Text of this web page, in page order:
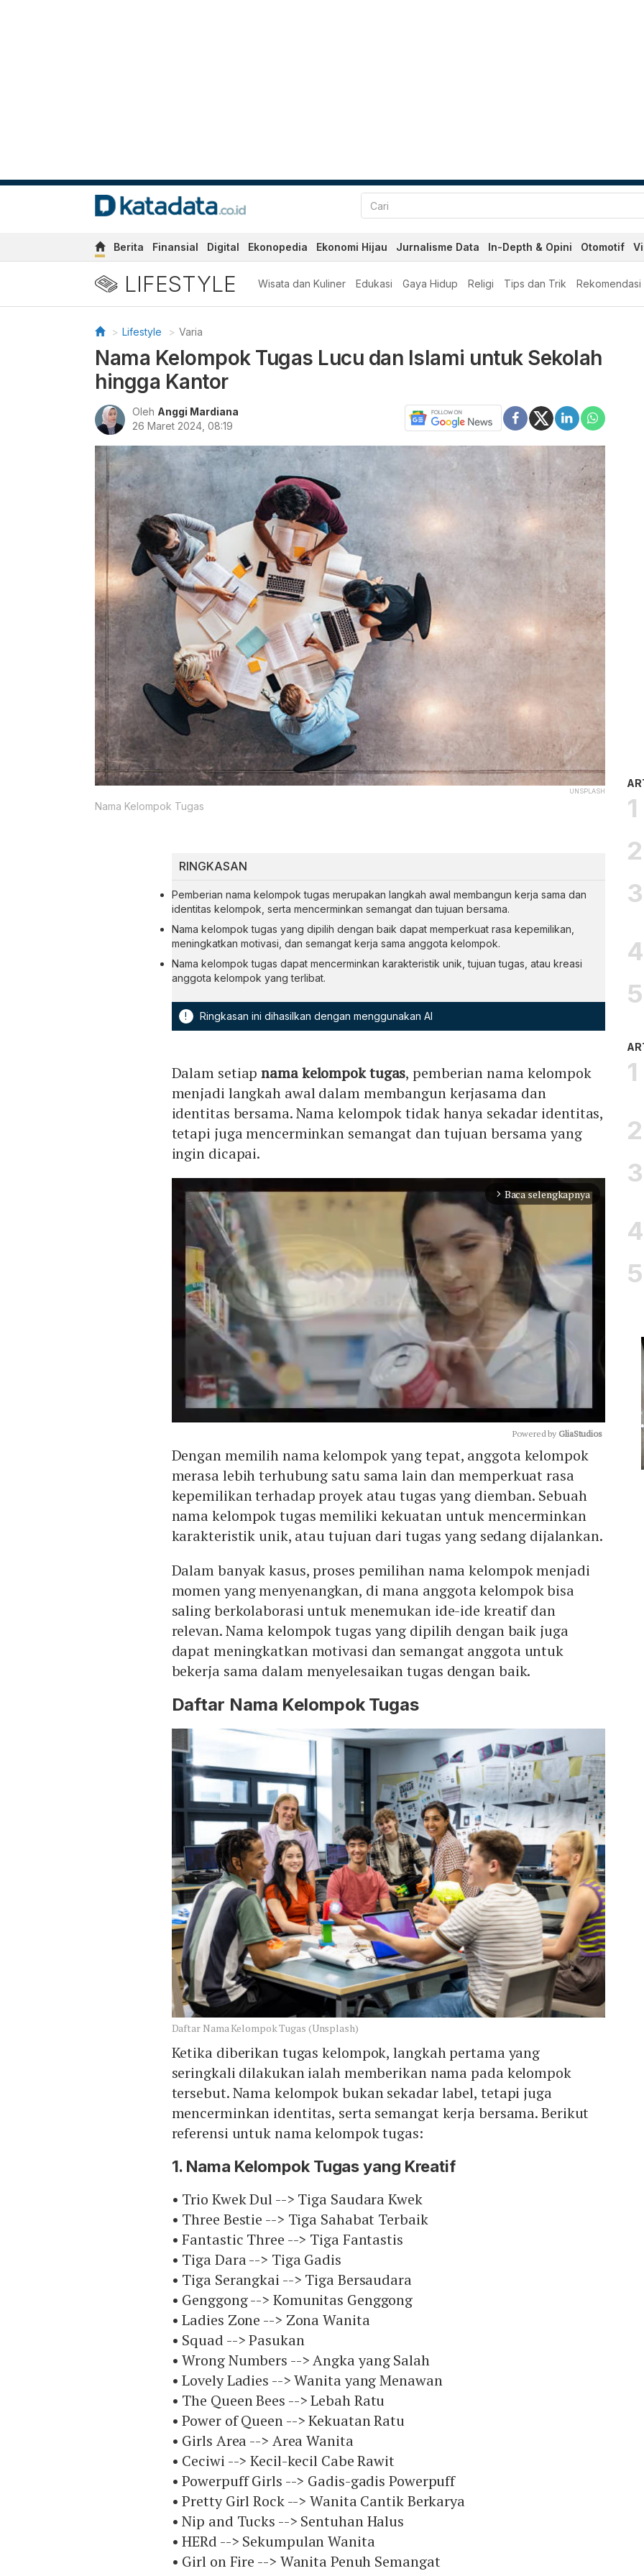
Berita Finansial Digital Ekonopedia Ekonomi Hijau Jurnalisme Data In-Depth & Opini Otomotif
LIFESTYLE Wisata dan Kuliner Edukasi Gaya Hidup Religi Tips dan Trik Rekomendasi
Lifestyle Varia
Nama Kelompok Tugas Lucu dan Islami untuk Sekolah
hingga Kantor
Oleh Anggi Mardiana
26 Maret 2024, 08:19
UNSPLASH
Nama Kelompok Tugas
RINGKASAN
Pemberian nama kelompok tugas merupakan langkah awal membangun kerja sama dan
identitas kelompok, serta mencerminkan semangat dan tujuan bersama.
Nama kelompok tugas yang dipilih dengan baik dapat memperkuat rasa kepemilikan,
meningkatkan motivasi, dan semangat kerja sama anggota kelompok.
Nama kelompok tugas dapat mencerminkan karakteristik unik, tujuan tugas, atau kreasi
anggota kelompok yang terlibat.
! Ringkasan ini dihasilkan dengan menggunakan AI
Dalam setiapnama kelompok tugas, pemberian nama kelompok
menjadi langkah awal dalam membangun kerjasama dan
identitas bersama. Nama kelompok tidak hanya sekadar identitas,
tetapi juga mencerminkan semangat dan tujuan bersama yang
ingin dicapai.
arrow_forward_ios Baca selengkapnya
Mute
Powered by GliaStudios
Dengan memilih nama kelompok yang tepat, anggota kelompok
merasa lebih terhubung satu sama lain dan memperkuat rasa
kepemilikan terhadap proyek atau tugas yang diemban. Sebuah
nama kelompok tugas memiliki kekuatan untuk mencerminkan
karakteristik unik, atau tujuan dari tugas yang sedang dijalankan.
Dalam banyak kasus, proses pemilihan nama kelompok menjadi
momen yang menyenangkan, di mana anggota kelompok bisa
saling berkolaborasi untuk menemukan ide-ide kreatif dan
relevan. Nama kelompok tugas yang dipilih dengan baik juga
dapat meningkatkan motivasi dan semangat anggota untuk
bekerja sama dalam menyelesaikan tugas dengan baik.
Daftar Nama Kelompok Tugas
Daftar Nama Kelompok Tugas (Unsplash)
Ketika diberikan tugas kelompok, langkah pertama yang
seringkali dilakukan ialah memberikan nama pada kelompok
tersebut. Nama kelompok bukan sekadar label, tetapi juga
mencerminkan identitas, serta semangat kerja bersama. Berikut
referensi untuk nama kelompok tugas:
1. Nama Kelompok Tugas yang Kreatif
• Trio Kwek Dul --> Tiga Saudara Kwek
• Three Bestie --> Tiga Sahabat Terbaik
• Fantastic Three --> Tiga Fantastis
• Tiga Dara --> Tiga Gadis
• Tiga Serangkai --> Tiga Bersaudara
• Genggong --> Komunitas Genggong
• Ladies Zone --> Zona Wanita
• Squad --> Pasukan
• Wrong Numbers --> Angka yang Salah
• Lovely Ladies --> Wanita yang Menawan
• The Queen Bees --> Lebah Ratu
• Power of Queen --> Kekuatan Ratu
• Girls Area --> Area Wanita
• Ceciwi --> Kecil-kecil Cabe Rawit
• Powerpuff Girls --> Gadis-gadis Powerpuff
• Pretty Girl Rock --> Wanita Cantik Berkarya
• Nip and Tucks --> Sentuhan Halus
• HERd --> Sekumpulan Wanita
• Girl on Fire --> Wanita Penuh Semangat